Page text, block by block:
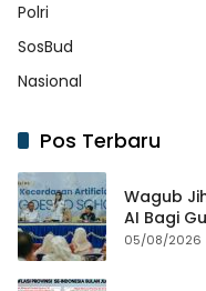
Polri
SosBud
Nasional
Pos Terbaru
Wagub
AI Bagi
Berkualitas
05/08/2026